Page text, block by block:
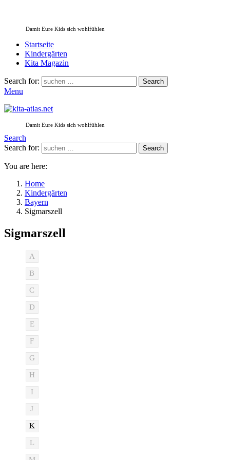
Damit Eure Kids sich wohlfühlen
Startseite
Kindergärten
Kita Magazin
Search for: Search
Menu
Damit Eure Kids sich wohlfühlen
Search
Search for:
Search
You are here:
Home
Kindergärten
Bayern
Sigmarszell
Sigmarszell
A
B
C
D
E
F
G
H
I
J
K
L